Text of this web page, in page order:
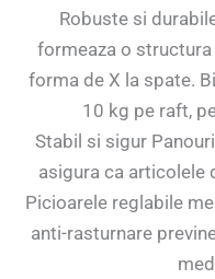
Robuste si
formeaza o
forma de X la spate.
10 kg pe raft,
Stabil si sigur
asigura ca articolele
Picioarele reglabile
anti-rasturnare